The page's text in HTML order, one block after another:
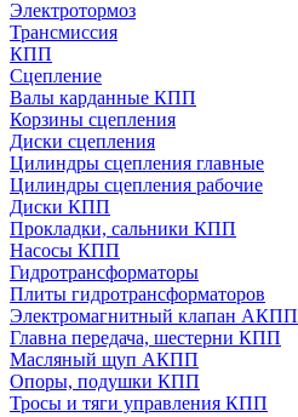
Электротормоз
Трансмиссия
КПП
Сцепление
Валы карданные КПП
Корзины сцепления
Диски сцепления
Цилиндры сцепления главные
Цилиндры сцепления рабочие
Диски КПП
Прокладки, сальники КПП
Насосы КПП
Гидротрансформаторы
Плиты гидротрансформаторов
Электромагнитный клапан АКПП
Главна передача, шестерни КПП
Масляный щуп АКПП
Опоры, подушки КПП
Тросы и тяги управления КПП